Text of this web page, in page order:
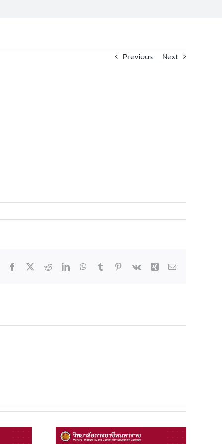
Previous Next
Facebook RedditLinkedInWhatsApp
Tumblr Pinterest
Vk Xing Email